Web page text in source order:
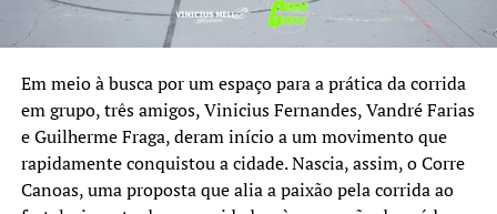
Em meio à busca por um espaço para a prática da corrida
em grupo, três amigos, Vinicius Fernandes, Vandré Farias
e Guilherme Fraga, deram início a um movimento que
rapidamente conquistou a cidade. Nascia, assim, o Corre
Canoas, uma proposta que alia a paixão pela corrida ao